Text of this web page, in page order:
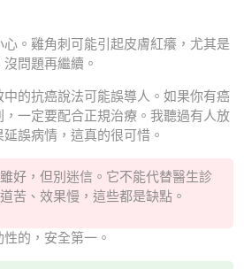
。雞角刺可能引起皮膚紅癢，尤其是
問題再繼續。
的抗癌說法可能誤導人。如果你有癌
一定要配合正規治療。我聽過有人放
誤病情，這真的很可惜。
好，但別迷信。它不能代替醫生診
苦、效果慢，這些都是缺點。
的，安全第一。